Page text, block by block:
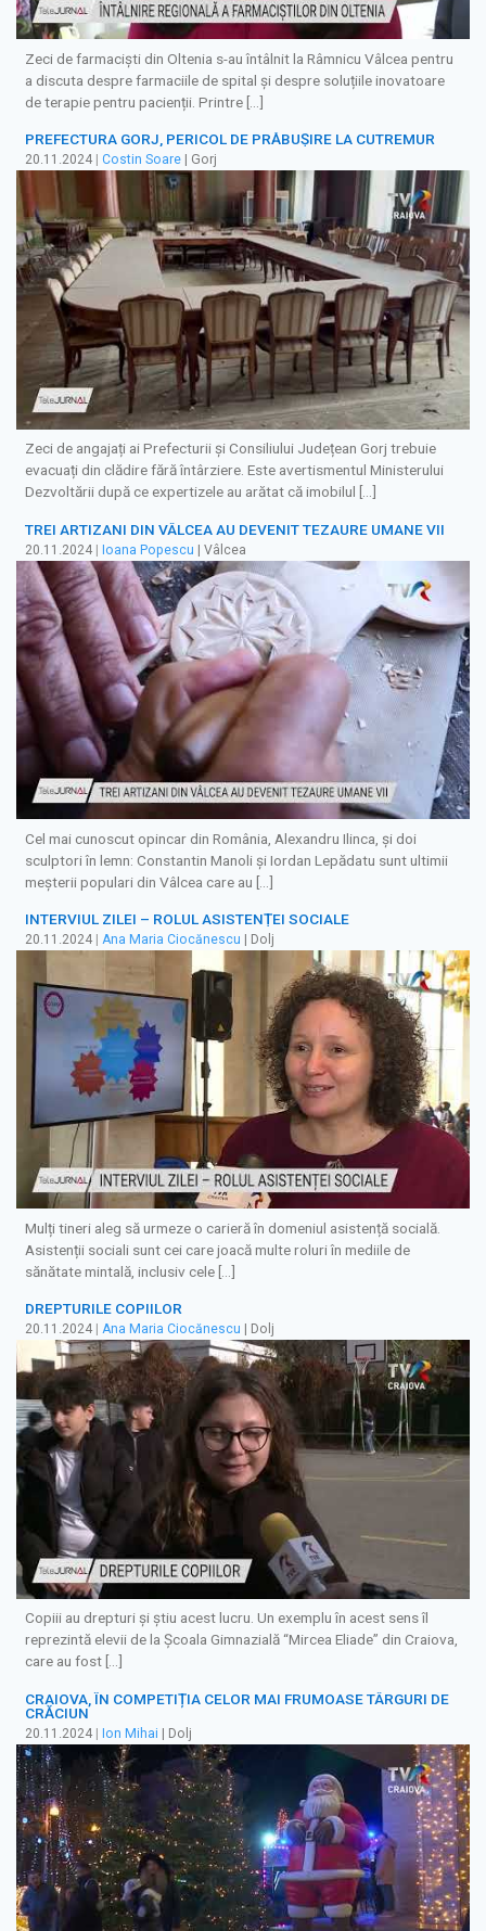
Zeci de farmaciști din Oltenia s-au întâlnit la Râmnicu Vâlcea pentru
a discuta despre farmaciile de spital și despre soluțiile inovatoare
de terapie pentru pacienții. Printre […]
PREFECTURA GORJ, PERICOL DE PRĂBUȘIRE LA CUTREMUR
20.11.2024 Costin Soare | Gorj
Zeci de angajați ai Prefecturii și Consiliului Județean Gorj trebuie
evacuați din clădire fără întârziere. Este avertismentul Ministerului
Dezvoltării după ce expertizele au arătat că imobilul […]
TREI ARTIZANI DIN VÂLCEA AU DEVENIT TEZAURE UMANE VII
20.11.2024 | Ioana Popescu | Vâlcea
Cel mai cunoscut opincar din România, Alexandru Ilinca, și doi
sculptori în lemn: Constantin Manoli și Iordan Lepădatu sunt ultimii
meșterii populari din Vâlcea care au […]
INTERVIUL ZILEI – ROLUL ASISTENȚEI SOCIALE
20.11.2024 Ana Maria Ciocănescu | Dolj
Mulți tineri aleg să urmeze o carieră în domeniul asistență socială.
Asistenții sociali sunt cei care joacă multe roluri în mediile de
sănătate mintală, inclusiv cele […]
DREPTURILE COPIILOR
20.11.2024 Ana Maria Ciocănescu | Dolj
Copiii au drepturi şi ştiu acest lucru. Un exemplu în acest sens îl
reprezintă elevii de la Şcoala Gimnazială “Mircea Eliade” din Craiova,
care au fost […]
CRAIOVA, ÎN COMPETIȚIA CELOR MAI FRUMOASE TÂRGURI DE
CRĂCIUN
20.11.2024 | Ion Mihai | Dolj